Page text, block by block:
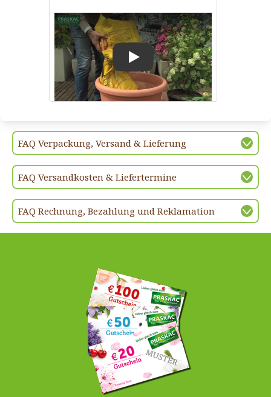
Play
FAQ Verpackung, Versand & Lieferung
FAQ Versandkosten & Liefertermine
FAQ Rechnung, Bezahlung und Reklamation